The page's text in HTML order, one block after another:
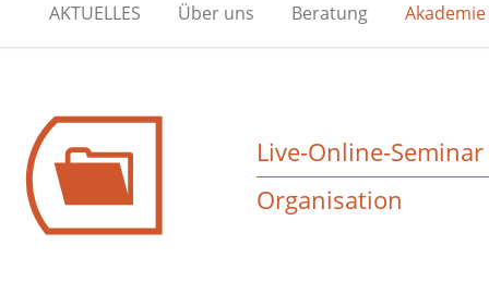
AKTUELLES Über uns Beratung Akademie
Live-Online-Seminar
Organisation